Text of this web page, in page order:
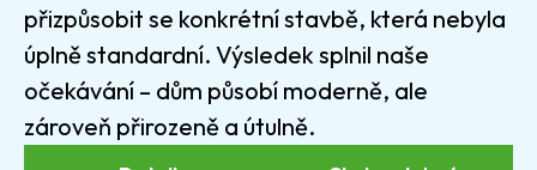
přizpůsobit se konkrétní stavbě, která nebyla
úplně standardní. Výsledek splnil naše
očekávání – dům působí moderně, ale
zároveň přirozeně a útulně.